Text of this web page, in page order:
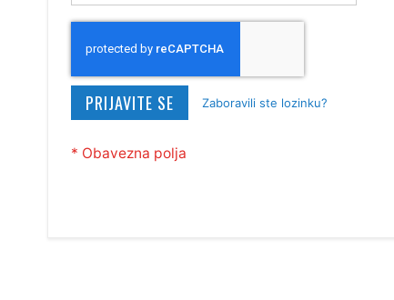
PRIJAVITE SE Zaboravili ste lozinku?